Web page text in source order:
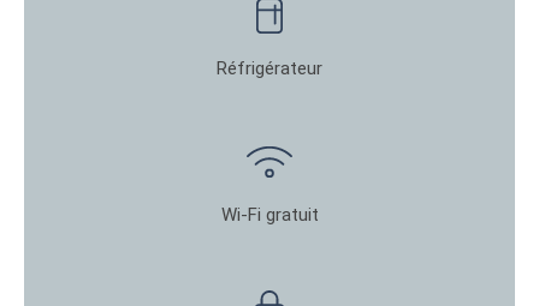
Réfrigérateur
Wi-Fi gratuit